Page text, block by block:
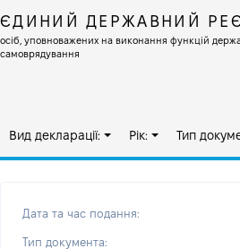
ЄДИНИЙ ДЕРЖАВНИЙ
осіб, уповноважених на виконання функцій
самоврядування
Вид декларації: Рік: Тип
Дата та час подання:
Тип документа: